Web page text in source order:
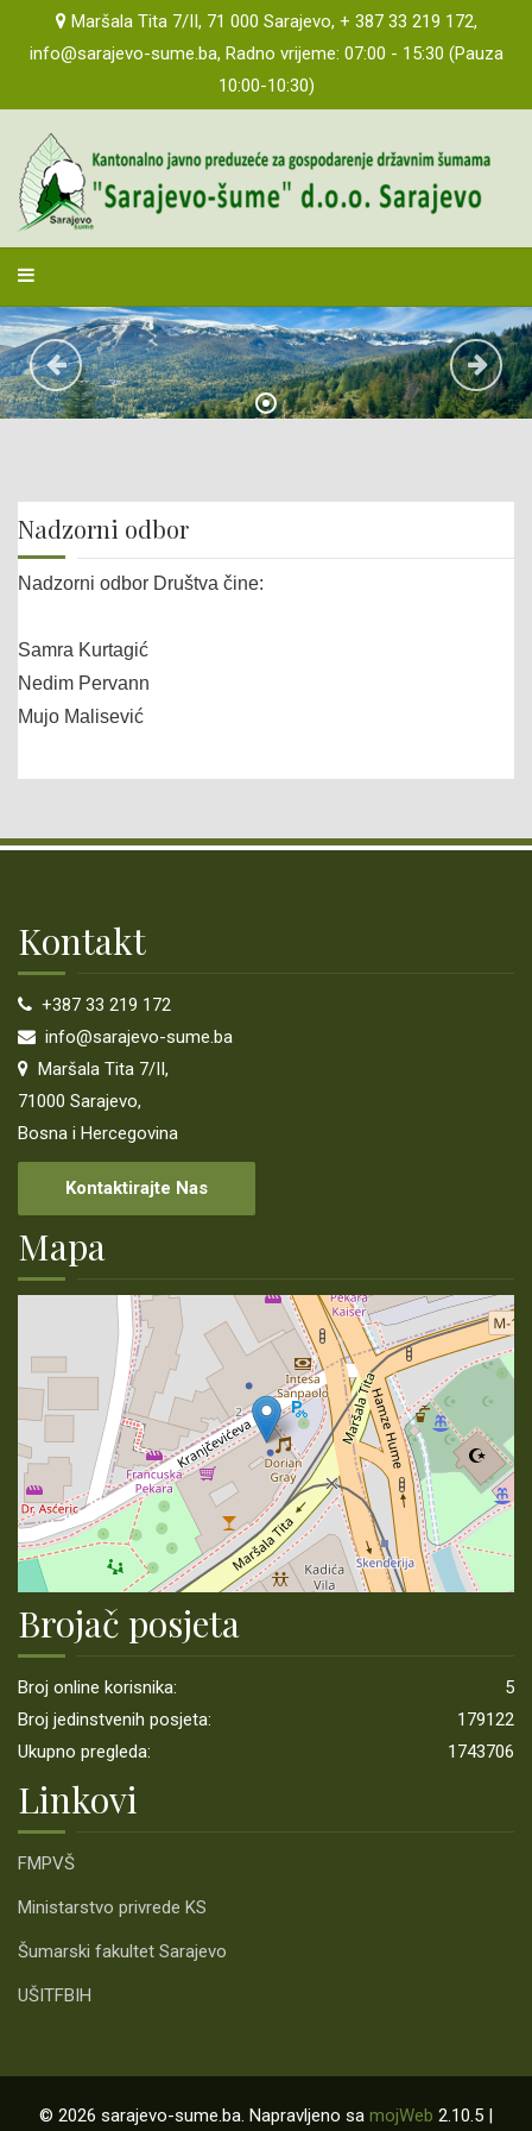
Maršala Tita 7/II, 71 000 Sarajevo, + 387 33 219 172,
info@sarajevo-sume.ba, Radno vrijeme: 07:00 - 15:30 (Pauza
10:00-10:30)
Nadzorni odbor
Nadzorni odbor Društva čine:
Samra Kurtagić
Nedim Pervann
Mujo Malisević
Kontakt
+387 33 219 172
info@sarajevo-sume.ba
Maršala Tita 7/II,
71000 Sarajevo,
Bosna i Hercegovina
Kontaktirajte Nas
Mapa
Brojač posjeta
Broj online korisnika:
5
Broj jedinstvenih posjeta:
179122
Ukupno pregleda:
1743706
Linkovi
FMPVŠ
Ministarstvo privrede KS
Šumarski fakultet Sarajevo
UŠITFBIH
© 2026 sarajevo-sume.ba. Napravljeno sa mojWeb 2.10.5 |
POZIVI ZA DOSTAVU PONUDA
AKTI PREDUZEĆA
PROPISI I MIŠLJENJA
2019 GODINA
PLANOVI POSLOVANJA
IZVJEŠTAJI O POSLOVANJU
AKTI O IZVRŠENIM ISPLATAMA
JAVNI OGLASI - POSAO
ODGOVORI NA POSTAVLJENA PITANJA ZASTUPNIKA
PROCEDURA RJEŠAVANJA NAKNADE ŠTETE
ZAHTJEV ZA OBNOVU GRANICE/RAZGRANIČENJA ZEMLJIŠTA (SA
CERTIFIKAT
MONITORING
ŠUMSKOPRIVREDNE OSNOVE
PRIJAVA KORUPCIJE